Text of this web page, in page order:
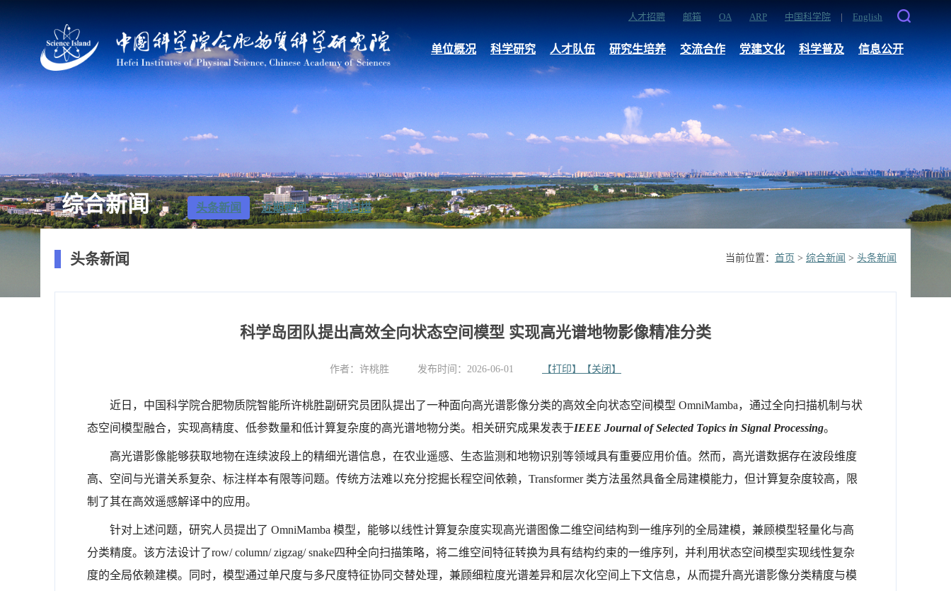
人才招聘 邮箱 OA ARP 中国科学院 | English
单位概况 科学研究 人才队伍 研究生培养 交流合作 党建文化 科学普及 信息公开
综合新闻 头条新闻 近期要闻 传媒扫描
头条新闻 当前位置： 首页 > 综合新闻 > 头条新闻
科学岛团队提出高效全向状态空间模型 实现高光谱地物影像精准分类
作者： 许桃胜 发布时间：2026-06-01 【打印】 【关闭】
近日，中国科学院合肥物质院智能所许桃胜副研究员团队提出了一种面向高光谱影像分类的高效全向状态空间模型 OmniMamba，通过全向扫描机制与状
态空间模型融合，实现高精度、低参数量和低计算复杂度的高光谱地物分类。相关研究成果发表于IEEE Journal of Selected Topics in Signal Processing。
高光谱影像能够获取地物在连续波段上的精细光谱信息，在农业遥感、生态监测和地物识别等领域具有重要应用价值。然而，高光谱数据存在波段维度
高、空间与光谱关系复杂、标注样本有限等问题。传统方法难以充分挖掘长程空间依赖，Transformer 类方法虽然具备全局建模能力，但计算复杂度较高，限
制了其在高效遥感解译中的应用。
针对上述问题，研究人员提出了 OmniMamba 模型，能够以线性计算复杂度实现高光谱图像二维空间结构到一维序列的全局建模，兼顾模型轻量化与高
分类精度。该方法设计了row/ column/ zigzag/ snake四种全向扫描策略，将二维空间特征转换为具有结构约束的一维序列，并利用状态空间模型实现线性复杂
度的全局依赖建模。同时，模型通过单尺度与多尺度特征协同交替处理，兼顾细粒度光谱差异和层次化空间上下文信息，从而提升高光谱影像分类精度与模